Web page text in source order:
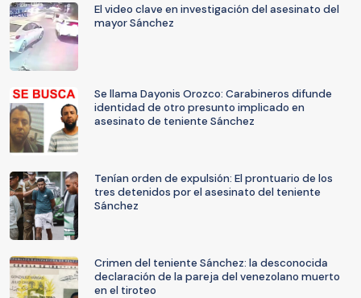
El video clave en investigación del asesinato del
mayor Sánchez
Se llama Dayonis Orozco: Carabineros difunde
identidad de otro presunto implicado en
asesinato de teniente Sánchez
Tenían orden de expulsión: El prontuario de los
tres detenidos por el asesinato del teniente
Sánchez
Crimen del teniente Sánchez: la desconocida
declaración de la pareja del venezolano muerto
en el tiroteo